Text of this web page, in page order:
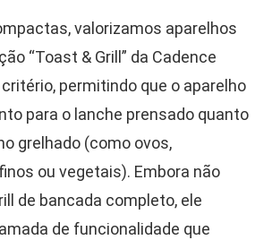
valorizamos aparelhos
“Toast & Grill” da Cadence
permitindo que o aparelho
para o lanche prensado quanto
grelhado (como ovos,
ou vegetais). Embora não
de bancada completo, ele
de funcionalidade que